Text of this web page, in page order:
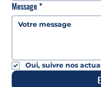
Message*
Oui, suivre nos